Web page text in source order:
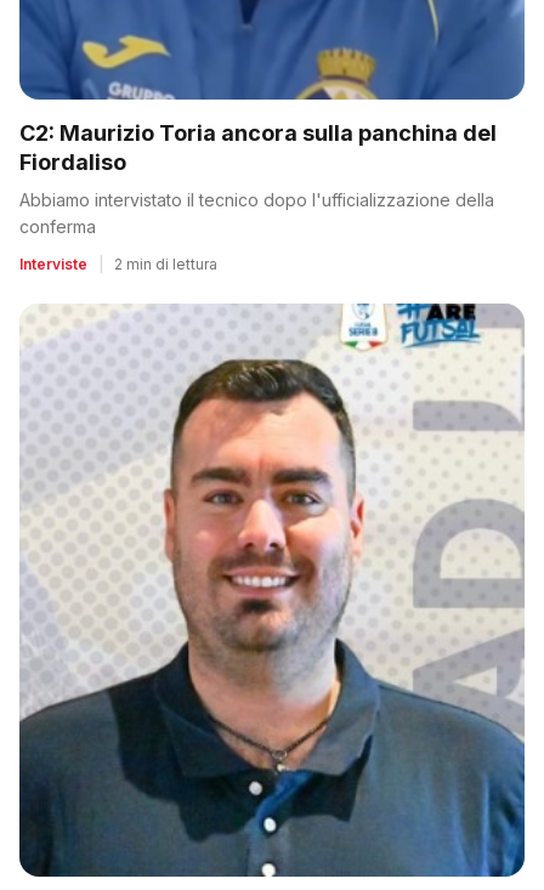
C2: Maurizio Toria ancora sulla panchina del
Fiordaliso
Abbiamo intervistato il tecnico dopo l'ufficializzazione della
conferma
Interviste 2 min di lettura